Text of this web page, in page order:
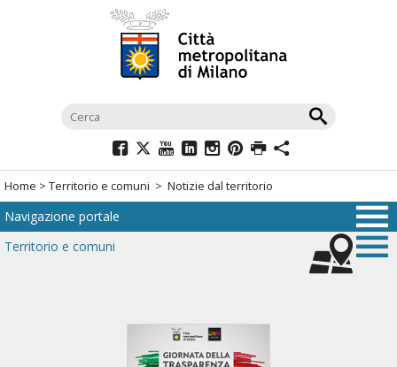
navigazione
menù
di
navigazione
Home > Territorio e comuni > Notizie dal territorio
Navigazione portale
Territorio e comuni